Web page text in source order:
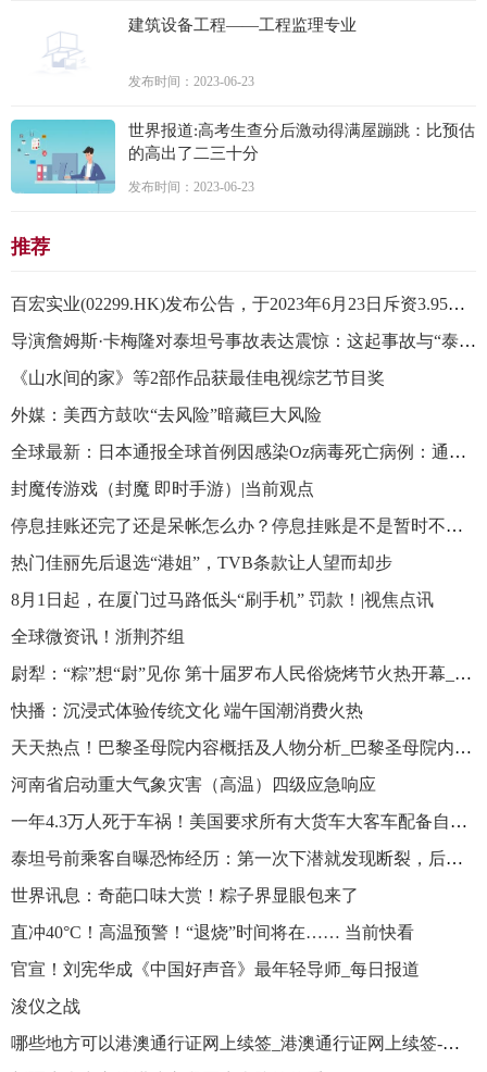
建筑设备工程——工程监理专业
发布时间：2023-06-23
世界报道:高考生查分后激动得满屋蹦跳：比预估
的高出了二三十分
发布时间：2023-06-23
推荐
百宏实业(02299.HK)发布公告，于2023年6月23日斥资3.95万港元回购股份1万股，每股回购价格为3.95港元
导演詹姆斯·卡梅隆对泰坦号事故表达震惊：这起事故与“泰坦尼克”号沉船相似！
《山水间的家》等2部作品获最佳电视综艺节目奖
外媒：美西方鼓吹“去风险”暗藏巨大风险
全球最新：日本通报全球首例因感染Oz病毒死亡病例：通过蜱虫传播
封魔传游戏（封魔 即时手游）|当前观点
停息挂账还完了还是呆帐怎么办？停息挂账是不是暂时不用还款了？_全球热推荐
热门佳丽先后退选“港姐”，TVB条款让人望而却步
8月1日起，在厦门过马路低头“刷手机” 罚款！|视焦点讯
全球微资讯！浙荆芥组
尉犁：“粽”想“尉”见你 第十届罗布人民俗烧烤节火热开幕_世界最新
快播：沉浸式体验传统文化 端午国潮消费火热
天天热点！巴黎圣母院内容概括及人物分析_巴黎圣母院内容概括
河南省启动重大气象灾害（高温）四级应急响应
一年4.3万人死于车祸！美国要求所有大货车大客车配备自动刹车系统 环球聚焦
泰坦号前乘客自曝恐怖经历：第一次下潜就发现断裂，后又出现电池问题，简直是自杀之旅
世界讯息：奇葩口味大赏！粽子界显眼包来了
直冲40°C！高温预警！“退烧”时间将在…… 当前快看
官宣！刘宪华成《中国好声音》最年轻导师_每日报道
浚仪之战
哪些地方可以港澳通行证网上续签_港澳通行证网上续签-每日快播